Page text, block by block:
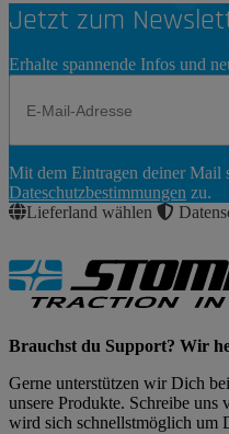
Jetzt zum
Erhalte spannende Infos und
Abonnieren
Mit dem Eintragen deiner Mail
Dateschutzbestimmungen zu.
Lieferland wählen
Brauchst du Support? Wir
Gerne unterstützen wir Dich
unsere Produkte. Schreibe
wird sich schnellstmöglich um